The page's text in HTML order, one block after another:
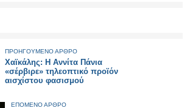
ΠΡΟΗΓΟΥΜΕΝΟ ΑΡΘΡΟ
Χαϊκάλης: Η Αννίτα Πάνια
«σέρβιρε» τηλεοπτικό προϊόν
αισχίστου φασισμού
ΕΠΟΜΕΝΟ ΑΡΘΡΟ